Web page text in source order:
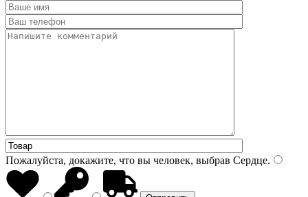
Пожалуйста, докажите, что вы человек, выбрав Сердце.